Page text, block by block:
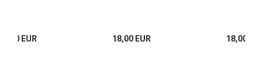
EUR 18,00 EUR 18,00